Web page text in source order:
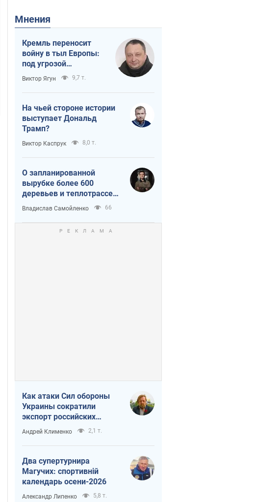
Мнения
Кремль переносит
войну в тыл Европы:
под угрозой
критическая
логистика
Виктор Ягун 9,7 т.
На чьей стороне истории
выступает Дональд
Трамп?
Виктор Каспрук 8,0 т.
О запланированной
вырубке более 600
деревьев и теплотрассе:
что происходит на
Теремках в Киеве
Владислав Самойленко 66
Как атаки Сил обороны
Украины сократили
экспорт российских
нефтепродуктов
Андрей Клименко 2,1 т.
Два супертурнира
Магучих: спортивній
календарь осени-2026
Александр Липенко 5,8 т.